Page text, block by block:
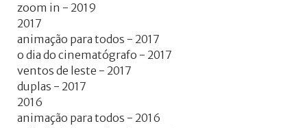
zoom in - 2019
2017
animação para todos - 2017
o dia do cinematógrafo - 2017
ventos de leste - 2017
duplas - 2017
2016
animação para todos - 2016